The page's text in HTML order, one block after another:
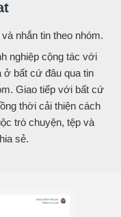
nhắn tin theo nhóm.
nghiệp cộng tác với
ở bất cứ đâu qua tin
Giao tiếp với bất cứ
thời cải thiện cách
trò chuyện, tệp và
sẻ.